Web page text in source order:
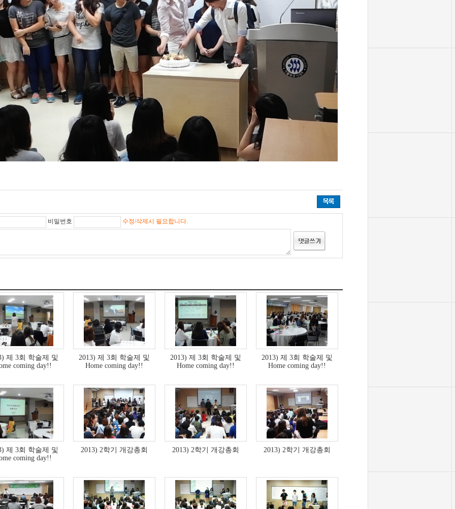
비밀번호 수정/삭제시 필요합니다.
제 3회 학술제 및
coming day!!
2013) 제 3회 학술제 및
Home coming day!!
2013) 제 3회 학술제 및
Home coming day!!
2013) 제 3회 학술제 및
Home coming day!!
제 3회 학술제 및
coming day!!
2013) 2학기 개강총회 2013) 2학기 개강총회 2013) 2학기 개강총회